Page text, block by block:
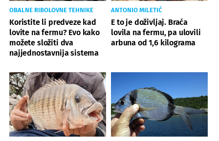
OBALNE RIBOLOVNE TEHNIKE
Koristite li predveze kad
lovite na fermu? Evo kako
možete složiti dva
najjednostavnija sistema
ANTONIO MILETIĆ
E to je doživljaj. Braća
lovila na fermu, pa ulovili
arbuna od 1,6 kilograma